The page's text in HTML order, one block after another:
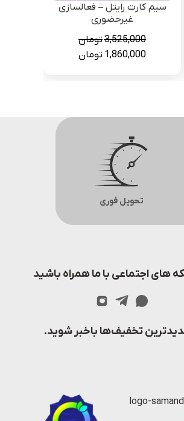
سیم کارت رایتل – فعالسازی
غیرحضوری
3,525,000تومان
قیمت
1,860,000 تومانقیمت
تحویل فوری
های اجتماعی با ما همراه باشید
تخفیف‌ها باخبر شوید.